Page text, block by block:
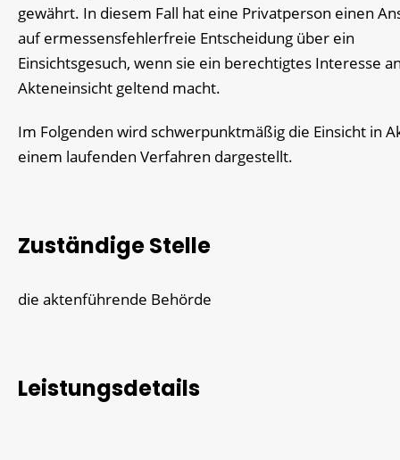
gewährt. In diesem Fall hat eine Privatperson einen
auf ermessensfehlerfreie Entscheidung über ein
Einsichtsgesuch, wenn sie ein berechtigtes Interesse
Akteneinsicht geltend macht.
Im Folgenden wird schwerpunktmäßig die Einsicht in
einem laufenden Verfahren dargestellt.
Zuständige Stelle
die aktenführende Behörde
Leistungsdetails